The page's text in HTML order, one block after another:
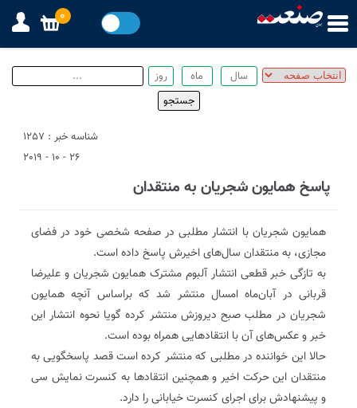
شناسه خبر : 1257
26 - 10 - 2019
پاسخ همایون شجریان به منتقدان
همایون شجریان با انتشار مطلبی در صفحه شخصی خود در فضای
مجازی، به منتقدان سال‌های اخیرش پاسخ داده است.
به تازگی خبر قطعی انتشار آلبوم مشترک همایون شجریان و علیرضا
قربانی در آبان‌ماه امسال منتشر شد که بر‌اساس آنچه همایون
شجریان در مطلب صبح دیروزش منتشر کرده گویا نحوه انتشار این
خبر و عکس‌های آن با انتقادهایی همراه بوده است.
حالا این خواننده در مطلبی که منتشر کرده است قصد پاسخگویی به
منتقدان این حرکت اخیر و همچنین انتقادها به کنسرت نمایش سی
و پیشنهادش برای اجرای کنسرت خیابانی را دارد.
0